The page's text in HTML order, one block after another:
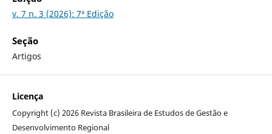
v. 7 n. 3 (2026): 7ª Edição
Seção
Artigos
Licença
Copyright (c) 2026 Revista Brasileira de Estudos de Gestão e
Desenvolvimento Regional